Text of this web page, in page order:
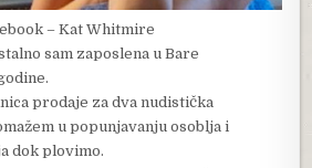
– Kat Whitmire
sam zaposlena u Bare
prodaje za dva nudistička
u popunjavanju osoblja i
dok plovimo.